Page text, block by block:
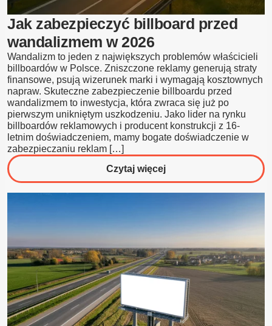
Jak zabezpieczyć billboard przed
wandalizmem w 2026
Wandalizm to jeden z największych problemów właścicieli
billboardów w Polsce. Zniszczone reklamy generują straty
finansowe, psują wizerunek marki i wymagają kosztownych
napraw. Skuteczne zabezpieczenie billboardu przed
wandalizmem to inwestycja, która zwraca się już po
pierwszym unikniętym uszkodzeniu. Jako lider na rynku
billboardów reklamowych i producent konstrukcji z 16-
letnim doświadczeniem, mamy bogate doświadczenie w
zabezpieczaniu reklam […]
Czytaj więcejo
Jak
przed
w
2026